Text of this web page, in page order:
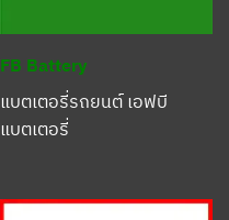
FB Battery
แบตเตอรี่รถยนต์ เอฟบี
แบตเตอรี่